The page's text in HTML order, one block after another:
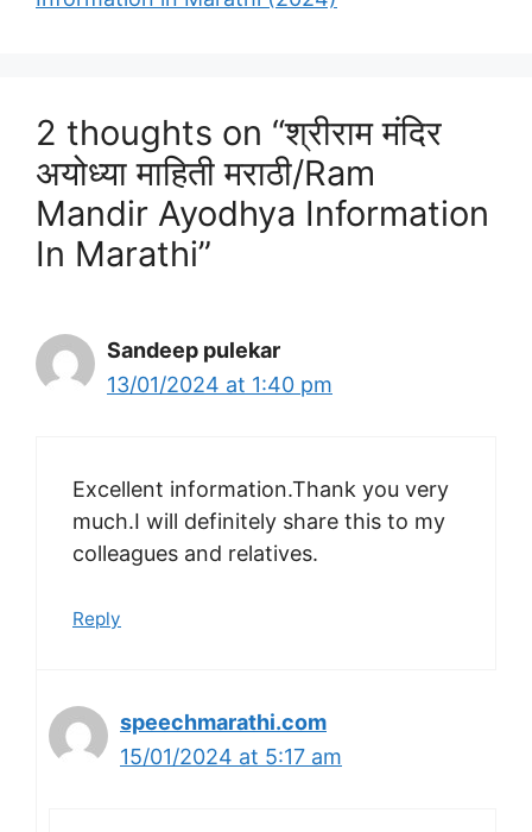
2 thoughts on “श्रीराम मंदिर
अयोध्या माहिती मराठी/Ram
Mandir Ayodhya Information
In Marathi”
Sandeep pulekar
13/01/2024 at 1:40 pm
Excellent information.Thank you very
much.I will definitely share this to my
colleagues and relatives.
Reply
speechmarathi.com
15/01/2024 at 5:17 am